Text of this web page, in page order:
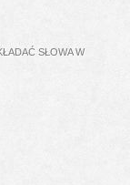
SŁOWA W